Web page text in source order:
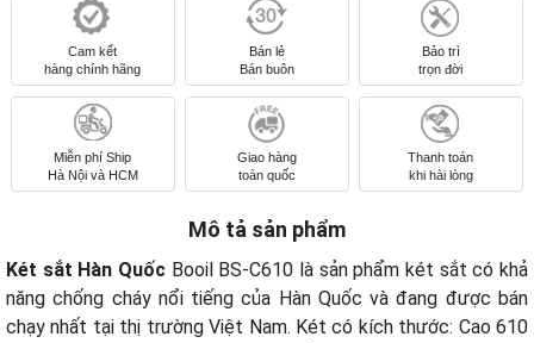
Cam kết
hàng chính hãng
Bán lẻ
Bán buôn
Bảo trì
trọn đời
Miễn phí Ship
Hà Nội và HCM
Giao hàng
toàn quốc
Thanh toán
khi hài lòng
Mô tả sản phẩm
Két sắt Hàn Quốc Booil BS-C610 là sản phẩm két sắt có khả
năng chống cháy nổi tiếng của Hàn Quốc và đang được bán
chạy nhất tại thị trường Việt Nam. Két có kích thước: Cao 610